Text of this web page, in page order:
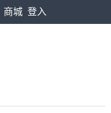
商城 登入